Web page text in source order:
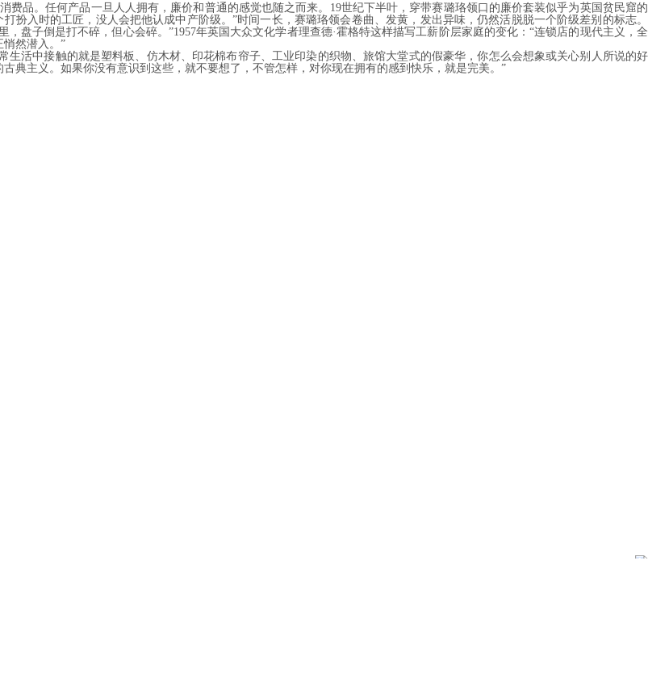
。任何产品一旦人人拥有，廉价和普通的感觉也随之而来。 19世纪下半叶，穿带赛璐珞领口的廉价套装似乎为英国贫民窟的
工匠，没人会把他认成中产阶级。”时间一长，赛璐珞领会卷曲、发黄，发出异味，仍然活脱脱一个阶级差别的标志。
子倒是打不碎，但心会碎。”1957年英国大众文化学者理查德·霍格特这样描写工薪阶层家庭的变化：“连锁店的现代主义，全
潜入。”
生活中接触的就是塑料板、仿木材、印花棉布帘子、工业印染的织物、旅馆大堂式的假豪华，你怎么会想象或关心别人所说的好
。如果你没有意识到这些，就不要想了，不管怎样，对你现在拥有的感到快乐，就是完美。”